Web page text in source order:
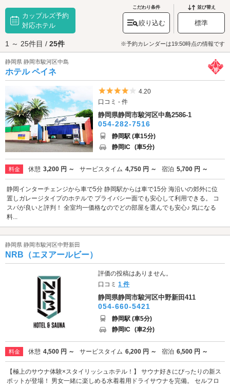
港」で水揚げされたシラスは駿河を代表する特産品として知られていま
す。駿河区の主な観光地としては、徳川家康公が眠る「
久能山東照宮
や、人気者のレッサーパンダやホッキョクグマに会える「
静岡市立日本平
動物園」、静岡県ゆかりの作家の作品や現代彫刻などをメインに展示して
いる「静岡県立美術館
」などが有名です。また、東名高速道路・静岡イン
ターから車で約15分の「セントラルスクエア静岡」には、ファッションや
インテリアの専門店、飲食店などが揃っており、お買い物デートにもぴっ
たりです。駿河区のラブホテルには、ドライブ中に嬉しいワンガレージ式
のホテルや、露天風呂付きのホテル、最近ではレアな鏡張りのお部屋のあ
るホテルなど、様々なホテルがあります。静岡市駿河区でラブホテルをお
探しの際は、クーポン・事前予約でお得に利用ができる『カップルズ』に
おまかせください。
カップルズ予約
対応ホテル
こだわり条件
絞り込む
並び替え
標準
1 ～ 25件目 / 25件 ※予約カレンダーは19:50時点の情報です
静岡県 静岡市駿河区中島
ホテル ペイネ
5つ星のうち4
4.20
口コミ - 件
静岡県静岡市駿河区中島2586-1
054-282-7516
静岡駅 (車15分)
静岡IC (車5分)
料金 休憩 3,200 円 ～ サービスタイム 4,750 円 ～ 宿泊 5,700 円 ～
静岡インターチェンジから車で5分 静岡駅からは車で15分 海沿いの郊外に位
置しガレージタイプのホテルで プライバシー面でも安心して利用できる。 コ
スパが良いと評判！ 全室均一価格なのでどの部屋を選んでも安心♪ 気になる
料...
静岡県 静岡市駿河区中野新田
NRB（エヌアールビー）
評価の投稿はありません。
口コミ1 件
静岡県静岡市駿河区中野新田411
054-660-5421
静岡駅 (車5分)
静岡IC (車2分)
料金 休憩 4,500 円 ～ サービスタイム 6,200 円 ～ 宿泊 6,500 円 ～
【極上のサウナ体験×スタイリッシュホテル！】 サウナ好きにぴったりの新ス
ポットが登場！ 男女一緒に楽しめる水着着用ドライサウナを完備。 セルフロ